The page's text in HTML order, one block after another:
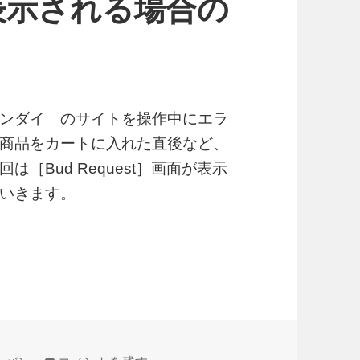
される場合の
ダイ」のサイトを操作中にエラ
品をカートに入れた直後など、
は［Bud Request］画面が表示
きます。
］画面が表示される場合の対処法